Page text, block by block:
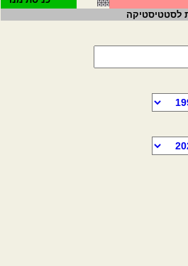
לסטטיסטיקה